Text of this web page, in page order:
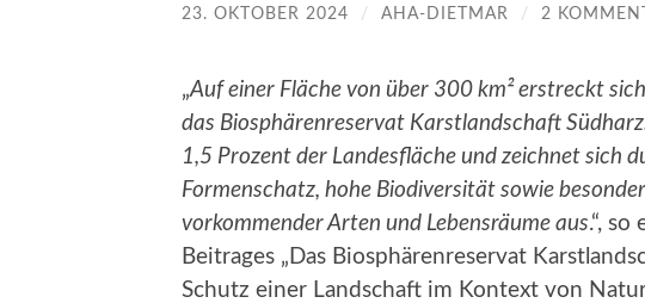
23. OKTOBER 2024 / AHA-DIETMAR / 2
„Auf einer Fläche von über 300 km² erstreckt
das Biosphärenreservat Karstlandschaft
1,5 Prozent der Landesfläche und zeichnet sich
Formenschatz, hohe Biodiversität sowie
vorkommender Arten und Lebensräume aus.“,
Beitrages „Das Biosphärenreservat
Schutz einer Landschaft im Kontext von